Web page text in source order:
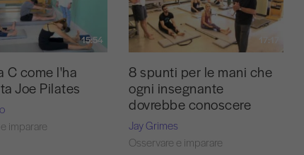
15:54
C come l'ha
Joe Pilates
imparare
17:17
8 spunti per le mani che
ogni insegnante
dovrebbe conoscere
Jay Grimes
Osservare e imparare